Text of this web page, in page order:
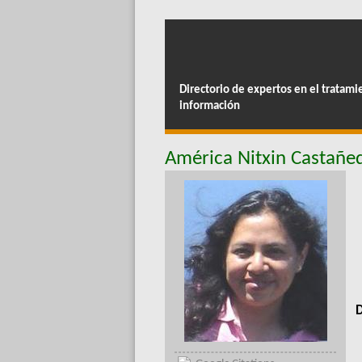
Directorio de expertos en el
información
América Nitxin